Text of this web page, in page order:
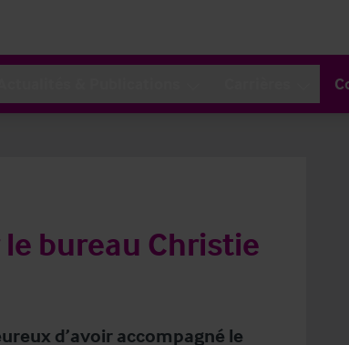
bureau Christie
d’avoir accompagné le